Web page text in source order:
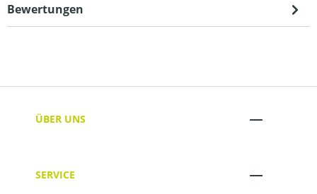
Bewertungen
ÜBER UNS
SERVICE